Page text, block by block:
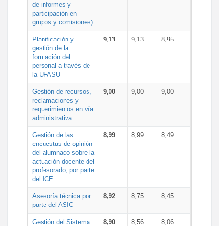
de informes y
participación en
grupos y comisiones)
Planificación y
gestión de la
formación del
personal a través de
la UFASU
9,13 9,13 8,95
Gestión de recursos,
reclamaciones y
requerimientos en vía
administrativa
9,00 9,00 9,00
Gestión de las
encuestas de opinión
del alumnado sobre la
actuación docente del
profesorado, por parte
del ICE
8,99 8,99 8,49
Asesoría técnica por
parte del ASIC
8,92 8,75 8,45
Gestión del Sistema
8,90 8,56 8,06